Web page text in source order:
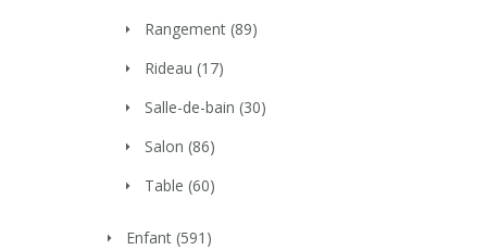
Rangement (89)
Rideau (17)
Salle-de-bain (30)
Salon (86)
Table (60)
Enfant (591)